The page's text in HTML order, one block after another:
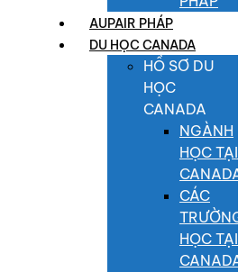
AUPAIR PHÁP
DU HỌC CANADA
HỒ SƠ DU
HỌC
CANADA
NGÀNH
HỌC TẠI
CANADA
CÁC
TRƯỜNG
HỌC TẠI
CANADA